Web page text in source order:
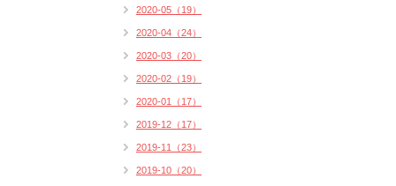
2020-05（19）
2020-04（24）
2020-03（20）
2020-02（19）
2020-01（17）
2019-12（17）
2019-11（23）
2019-10（20）